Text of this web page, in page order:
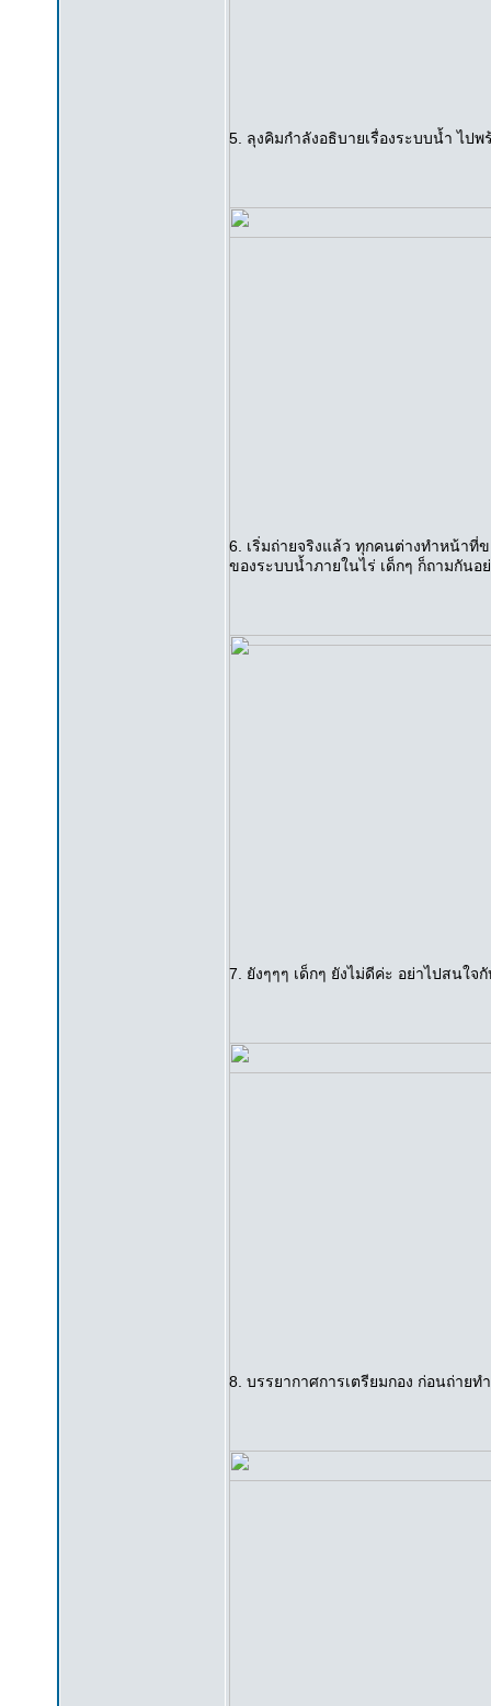
5. ลุงคิมกำลังอธิบายเรื่องระบบน้ำ ไป
6. เริ่มถ่ายจริงแล้ว ทุกคนต่างทำหน้าที่
ของระบบน้ำภายในไร่ เด็กๆ ก็ถามกันอ
7. ยังๆๆๆ เด็กๆ ยังไม่ดีค่ะ อย่าไปสนใ
8. บรรยากาศการเตรียมกอง ก่อนถ่าย